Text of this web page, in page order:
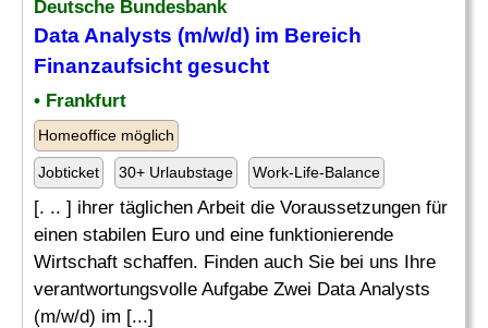
Deutsche Bundesbank
Data Analysts (m/w/d) im Bereich
Finanzaufsicht gesucht
• Frankfurt
Homeoffice möglich
Jobticket 30+ Urlaubstage Work-Life-Balance
[. .. ] ihrer täglichen Arbeit die Voraussetzungen für
einen stabilen Euro und eine funktionierende
Wirtschaft schaffen. Finden auch Sie bei uns Ihre
verantwortungsvolle Aufgabe Zwei Data Analysts
(m/w/d) im [...]